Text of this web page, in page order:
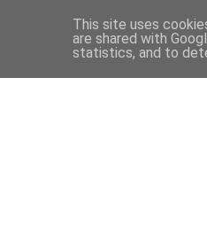
This site uses
are shared with
statistics, and to